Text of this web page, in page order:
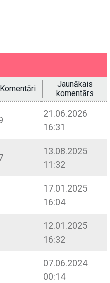
Komentāri
Jaunākais
komentārs
21.06.2026
16:31
13.08.2025
11:32
17.01.2025
16:04
12.01.2025
16:32
07.06.2024
00:14